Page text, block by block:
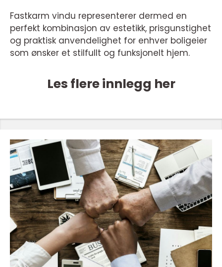
Fastkarm vindu representerer dermed en
perfekt kombinasjon av estetikk, prisgunstighet
og praktisk anvendelighet for enhver boligeier
som ønsker et stilfullt og funksjonelt hjem.
Les flere innlegg her